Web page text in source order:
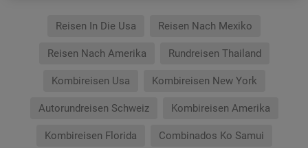
Reisen In Die Usa Reisen Nach Mexiko
Reisen Nach Amerika Rundreisen Thailand
Kombireisen Usa Kombireisen New York
Autorundreisen Schweiz Kombireisen Amerika
Kombireisen Florida Combinados Ko Samui